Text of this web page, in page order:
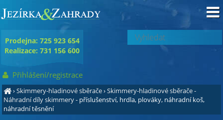
›Skimmery-hladinové sběrače›Skimmery-hladinové sběrače -
Náhradní díly skimmery- příslušenství, hrdla, plováky, náhradní koš,
náhradní těsnění
Prodejna: 725 923 654
Realizace: 731 156 600
Přihlášení/registrace